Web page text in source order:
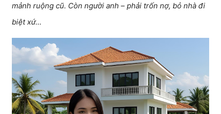
mảnh ruộng cũ. Còn người anh – phải trốn nợ, bỏ nhà đi
biệt xứ…